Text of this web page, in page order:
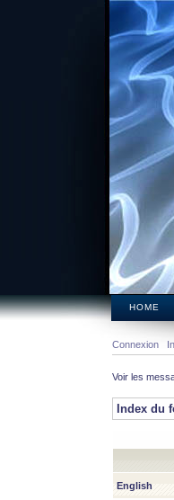
HOME
Connexion
Voir les
Index du
English